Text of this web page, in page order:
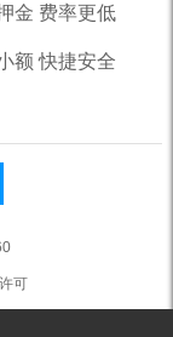
金 费率更低
额 快捷安全
可